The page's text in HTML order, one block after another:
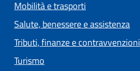
Mobilità e trasporti
Salute, benessere e assistenza
Tributi, finanze e contravvenzioni
Turismo